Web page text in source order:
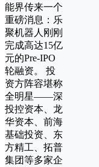
能界传来一个
重磅消息：乐
聚机器人刚刚
完成高达15亿
元的Pre-IPO
轮融资。 投
资方阵容堪称
全明星——深
投控资本、龙
华资本、前海
基础投资、东
方精工、拓普
集团等多家企